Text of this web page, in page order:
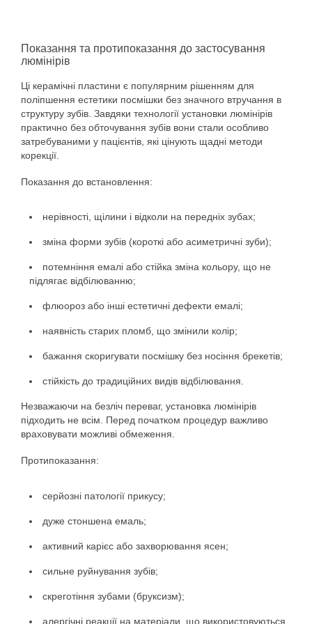
Показання та протипоказання до застосування
люмінірів
Ці керамічні пластини є популярним рішенням для
поліпшення естетики посмішки без значного втручання в
структуру зубів. Завдяки технології установки люмінірів
практично без обточування зубів вони стали особливо
затребуваними у пацієнтів, які цінують щадні методи
корекції.
Показання до встановлення:
нерівності, щілини і відколи на передніх зубах;
зміна форми зубів (короткі або асиметричні зуби);
потемніння емалі або стійка зміна кольору, що не
підлягає відбілюванню;
флюороз або інші естетичні дефекти емалі;
наявність старих пломб, що змінили колір;
бажання скоригувати посмішку без носіння брекетів;
стійкість до традиційних видів відбілювання.
Незважаючи на безліч переваг, установка люмінірів
підходить не всім. Перед початком процедур важливо
враховувати можливі обмеження.
Протипоказання:
серйозні патології прикусу;
дуже стоншена емаль;
активний карієс або захворювання ясен;
сильне руйнування зубів;
скреготіння зубами (бруксизм);
алергічні реакції на матеріали, що використовуються